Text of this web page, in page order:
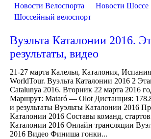
Новости Велоспорта
Новости Шоссе
Шоссейный велоспорт
Вуэльта Каталонии 2016.
результаты, видео
21-27 марта Калелья, Каталония,
WorldTour. Вуэльта Каталонии 2016 2
Catalunya 2016. Вторник 22 марта 2016
Маршрут: Mataró — Olot Дистанция:
и результаты Вуэльты Каталонии 2016
Каталонии 2016 Составы команд,
Каталонии 2016 Онлайн трансляции
2016 Видео Финиша гонки...